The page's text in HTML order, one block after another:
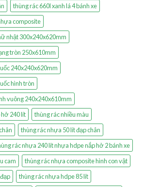
thùng rác 660l xanh lá 4 bánh xe
composite
nhật 300x240x620mm
tròn 250x610mm
240x240x620mm
hình tròn
vuông 240x240x610mm
240 lít
thùng rác nhiều màu
thùng rác nhựa 50 lít đạp chân
rác nhựa 240 lít nhựa hdpe nắp hở 2 bánh xe
cam
thùng rác nhựa composite hình con vật
thùng rác nhựa hdpe 85 lít